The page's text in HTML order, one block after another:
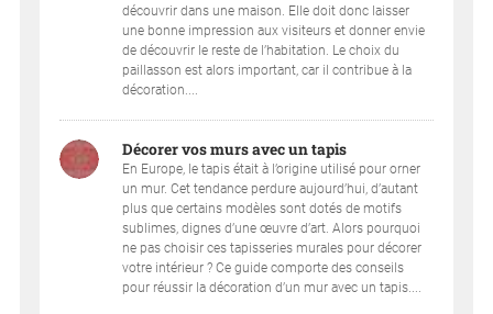
découvrir dans une maison. Elle doit donc laisser
une bonne impression aux visiteurs et donner envie
de découvrir le reste de l’habitation. Le choix du
paillasson est alors important, car il contribue à la
décoration....
Décorer vos murs avec un tapis
En Europe, le tapis était à l’origine utilisé pour orner
un mur. Cet tendance perdure aujourd’hui, d’autant
plus que certains modèles sont dotés de motifs
sublimes, dignes d’une œuvre d’art. Alors pourquoi
ne pas choisir ces tapisseries murales pour décorer
votre intérieur ? Ce guide comporte des conseils
pour réussir la décoration d’un mur avec un tapis....